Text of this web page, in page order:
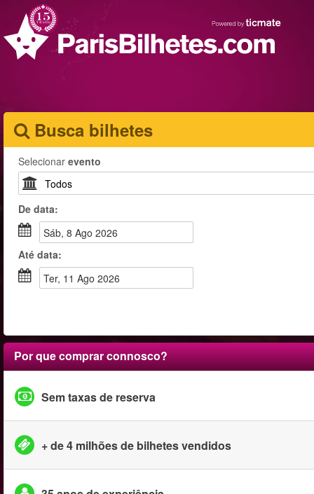
Busca bilhetes
Selecionar evento
De data:
Sáb, 8 Ago 2026
Até data:
Ter, 11 Ago 2026
Por que comprar connosco?
Sem taxas de reserva
+ de 4 milhões de bilhetes vendidos